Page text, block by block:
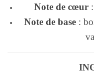
Note de cœur
Note de base :